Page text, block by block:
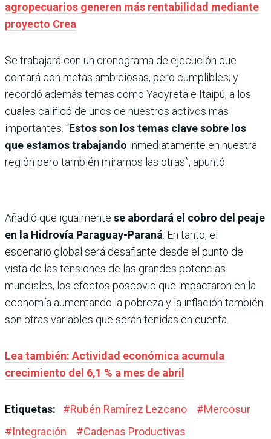
agropecuarios generen más rentabilidad mediante
proyecto Crea
Se trabajará con un cronograma de ejecución que
contará con metas ambiciosas, pero cumplibles; y
recordó además temas como Yacyretá e Itaipú, a los
cuales calificó de unos de nuestros activos más
importantes. “Estos son los temas clave sobre los
que estamos trabajando inmediatamente en nuestra
región pero también miramos las otras”, apuntó.
Añadió que igualmente se abordará el cobro del peaje
en la Hidrovía Paraguay-Paraná. En tanto, el
escenario global será desafiante desde el punto de
vista de las tensiones de las grandes potencias
mundiales, los efectos poscovid que impactaron en la
economía aumentando la pobreza y la inflación también
son otras variables que serán tenidas en cuenta.
Lea también: Actividad económica acumula
crecimiento del 6,1 % a mes de abril
Etiquetas: #Rubén Ramírez Lezcano #Mercosur
#Integración #Cadenas Productivas